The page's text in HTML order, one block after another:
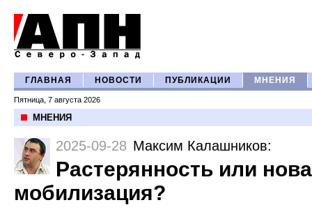
ГЛАВНАЯ НОВОСТИ ПУБЛИКАЦИИ МНЕНИЯ
Пятница, 7 августа 2026
МНЕНИЯ
2025-09-28 Максим Калашников:
Растерянность или
мобилизация?